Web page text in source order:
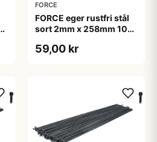
FORCE
FORCE eger rustfri stål
sort 2mm x 258mm 10
59,00 kr